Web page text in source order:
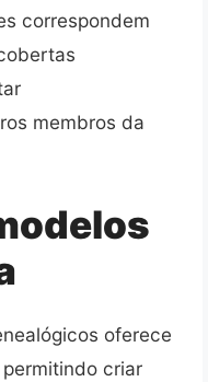
correspondem
membros da
oferece
criar